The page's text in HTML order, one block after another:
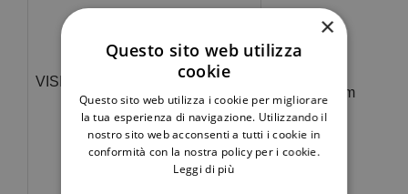
VISITOR_PRIVACY_METADATA
.youtube.com
×
Questo sito web utilizza
cookie
Questo sito web utilizza i cookie per migliorare
la tua esperienza di navigazione. Utilizzando il
nostro sito web acconsenti a tutti i cookie in
conformità con la nostra policy per i cookie.
Leggi di più